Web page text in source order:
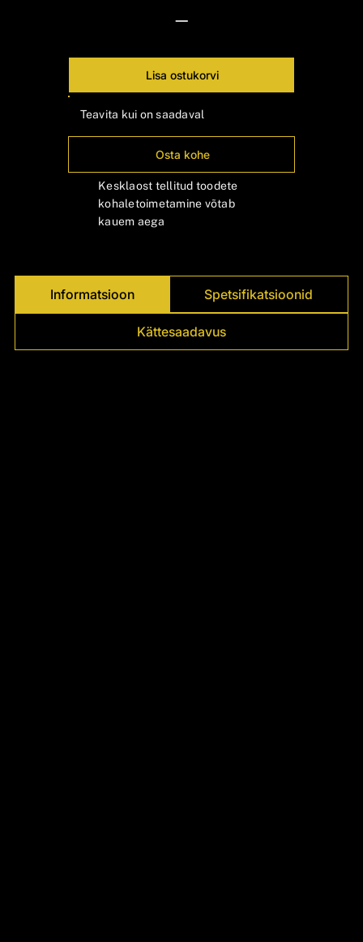
—
Lisa ostukorvi
Teavita kui on saadaval
Osta kohe
Kesklaost tellitud toodete
kohaletoimetamine võtab
kauem aega
Informatsioon Spetsifikatsioonid
Kättesaadavus